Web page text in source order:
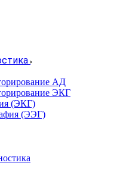
АД
ЭКГ
(ЭКГ)
(ЭЭГ)